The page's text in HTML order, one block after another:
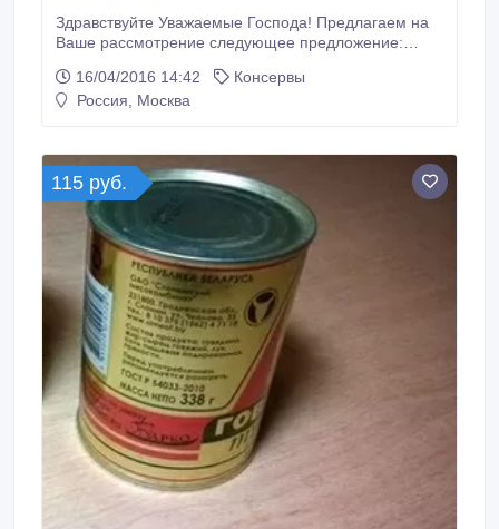
Здравствуйте Уважаемые Господа! Предлагаем на
Ваше рассмотрение следующее предложение:
площадях в Узбекистане высококачественные
томаты. С последующей сушкой томатов на солнце,
мощностях (оборудование Турции) ВЯЛЕНЫЕ
ТОМАТЫ в подсолнечном масле со специями.
16/04/2016 14:42
Консервы
Россия, Москва
115 руб.